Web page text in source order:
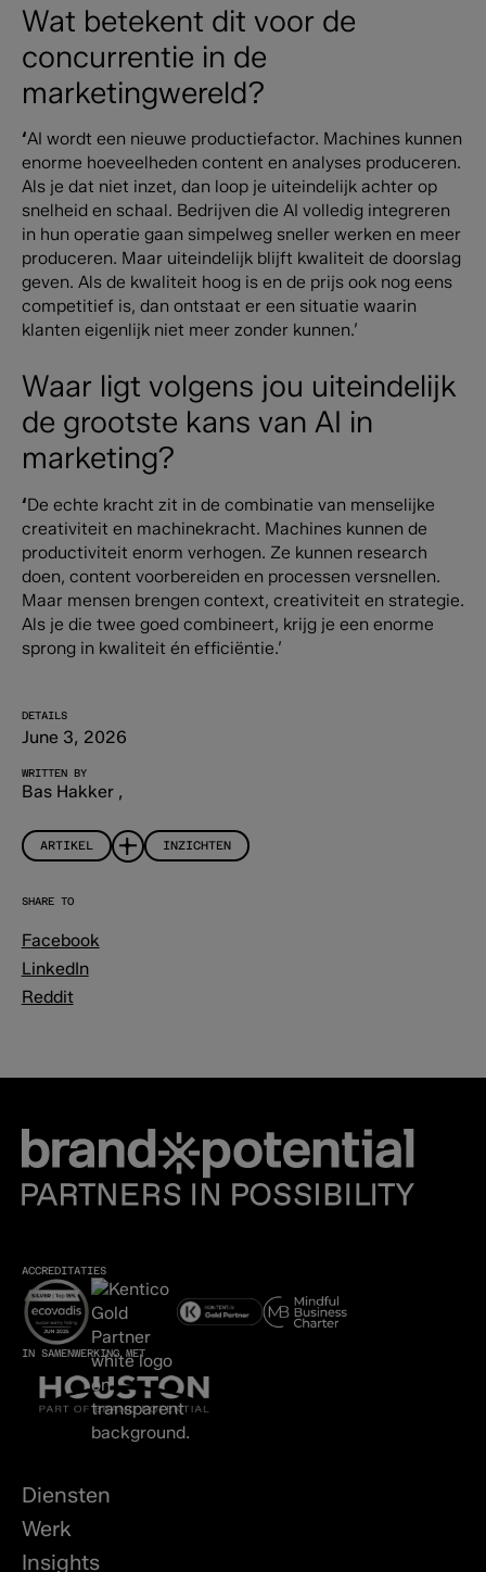
Wat betekent dit voor de
concurrentie in de
marketingwereld?
‘AI wordt een nieuwe productiefactor. Machines kunnen
enorme hoeveelheden content en analyses produceren.
Als je dat niet inzet, dan loop je uiteindelijk achter op
snelheid en schaal. Bedrijven die AI volledig integreren
in hun operatie gaan simpelweg sneller werken en meer
produceren. Maar uiteindelijk blijft kwaliteit de doorslag
geven. Als de kwaliteit hoog is en de prijs ook nog eens
competitief is, dan ontstaat er een situatie waarin
klanten eigenlijk niet meer zonder kunnen.’
Waar ligt volgens jou uiteindelijk
de grootste kans van AI in
marketing?
‘De echte kracht zit in de combinatie van menselijke
creativiteit en machinekracht. Machines kunnen de
productiviteit enorm verhogen. Ze kunnen research
doen, content voorbereiden en processen versnellen.
Maar mensen brengen context, creativiteit en strategie.
Als je die twee goed combineert, krijg je een enorme
sprong in kwaliteit én efficiëntie.’
DETAILS
June 3, 2026
WRITTEN BY
Bas Hakker ,
ARTIKEL INZICHTEN
SHARE TO
Facebook
LinkedIn
Reddit
ACCREDITATIES
IN SAMENWERKING MET
Diensten
Werk
Insights